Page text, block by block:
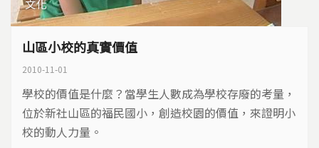
文化
山區小校的真實價值
2010-11-01
學校的價值是什麼？當學生人數成為學校存廢的考量，
位於新社山區的福民國小，創造校園的價值，來證明小
校的動人力量。